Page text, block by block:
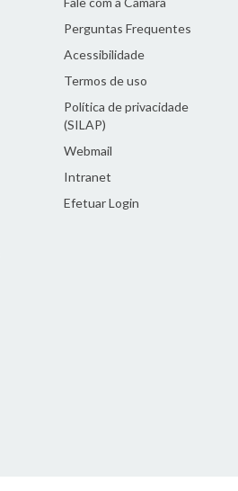
Perguntas Frequentes
Acessibilidade
Termos de uso
Política de privacidade
(SILAP)
Webmail
Intranet
Efetuar Login